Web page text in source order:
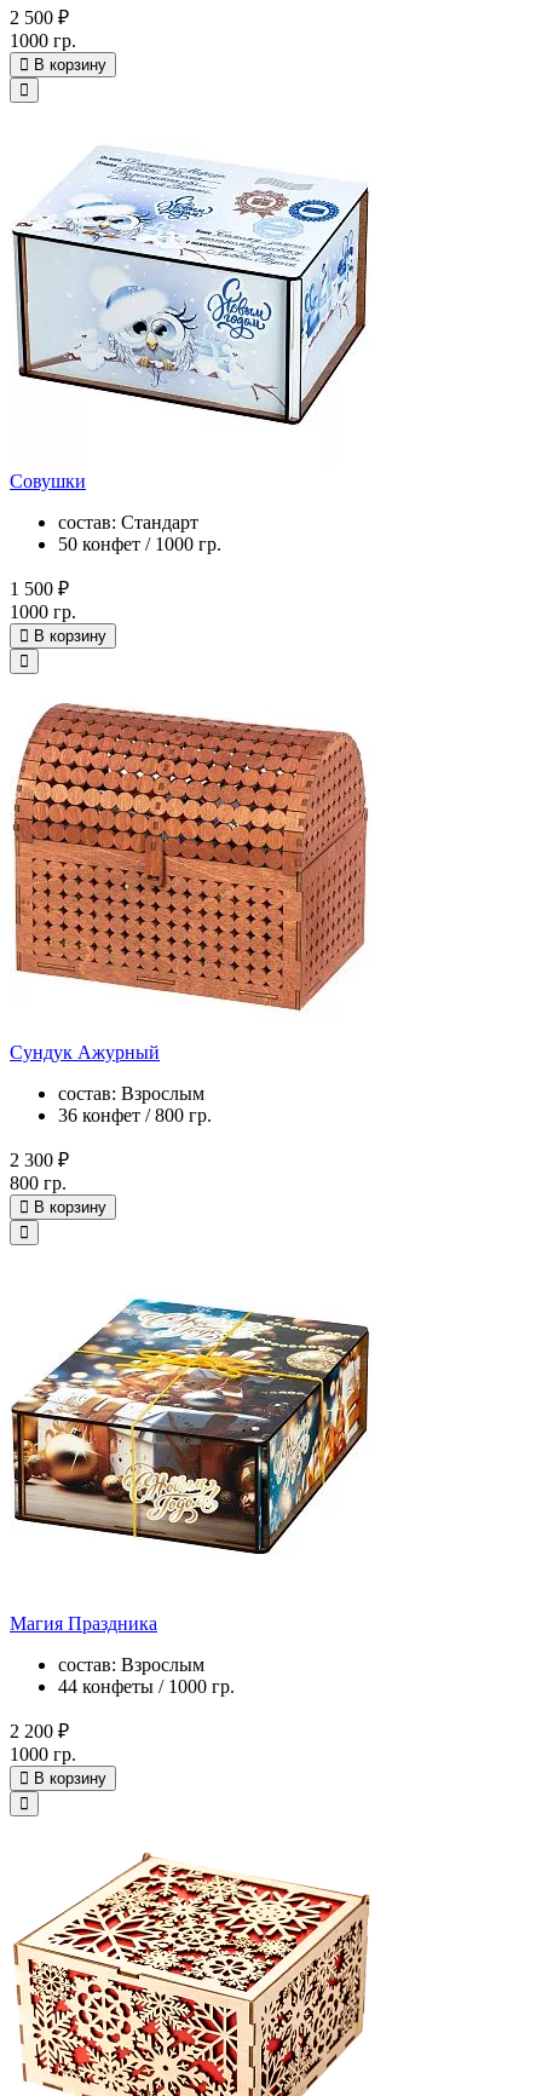
2 500 ₽
1000 гр.
В корзину
Совушки
состав: Стандарт
50 конфет / 1000 гр.
1 500 ₽
1000 гр.
В корзину
Сундук Ажурный
состав: Взрослым
36 конфет / 800 гр.
2 300 ₽
800 гр.
В корзину
Магия Праздника
состав: Взрослым
44 конфеты / 1000 гр.
2 200 ₽
1000 гр.
В корзину